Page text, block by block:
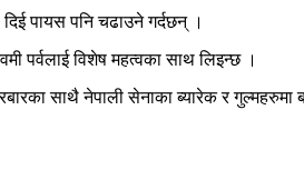
पायस पनि चढाउने गर्दछन् ।
पर्वलाई विशेष महत्वका साथ लिइन्छ ।
साथै नेपाली सेनाका ब्यारेक र